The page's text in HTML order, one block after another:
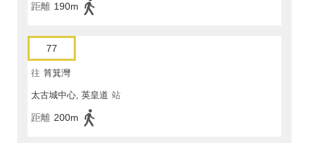
距離 190m
77
往 筲箕灣
太古城中心, 英皇道 站
距離 200m